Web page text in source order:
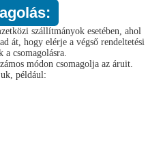
szállítmányok esetében, ahol
át, hogy elérje a végső rendeltetési
csomagolásra.
módon csomagolja az áruit.
például: